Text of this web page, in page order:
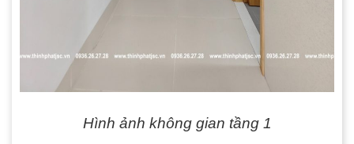
Hình ảnh không gian tầng 1